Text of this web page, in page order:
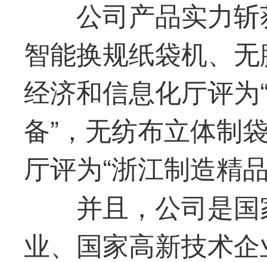
公司产品实力
智能换规纸袋机、
经济和信息化厅评
备”，无纺布立体制
厅评为“浙江制造精
并且，公司是
业、国家高新技术